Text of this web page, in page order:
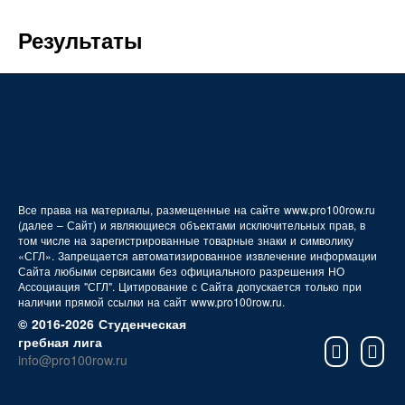
Результаты
Все права на материалы, размещенные на сайте www.pro100row.ru
(далее – Сайт) и являющиеся объектами исключительных прав, в
том числе на зарегистрированные товарные знаки и символику
«СГЛ». Запрещается автоматизированное извлечение информации
Сайта любыми сервисами без официального разрешения НО
Ассоциация "СГЛ". Цитирование с Сайта допускается только при
наличии прямой ссылки на сайт www.pro100row.ru.
© 2016-2026 Студенческая
гребная лига
info@pro100row.ru